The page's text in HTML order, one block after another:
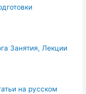
Занятия, Лекции
на русском